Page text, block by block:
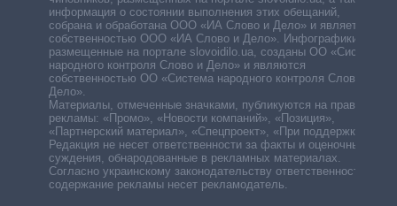
информация о состоянии выполнения этих обещаний,
собрана и обработана ООО «ИА Слово и Дело» и является
собственностью ООО «ИА Слово и Дело». Инфографики,
размещенные на портале slovoidilo.ua, созданы ОО «Система
народного контроля Слово и Дело» и являются
собственностью ОО «Система народного контроля Слово и
Дело».
Материалы, отмеченные значками, публикуются на правах
рекламы: «Промо», «Новости компаний», «Позиция»,
«Партнерский материал», «Спецпроект», «При поддержке».
Редакция не несет ответственности за факты и оценочные
суждения, обнародованные в рекламных материалах.
Согласно украинскому законодательству ответственность за
содержание рекламы несет рекламодатель.